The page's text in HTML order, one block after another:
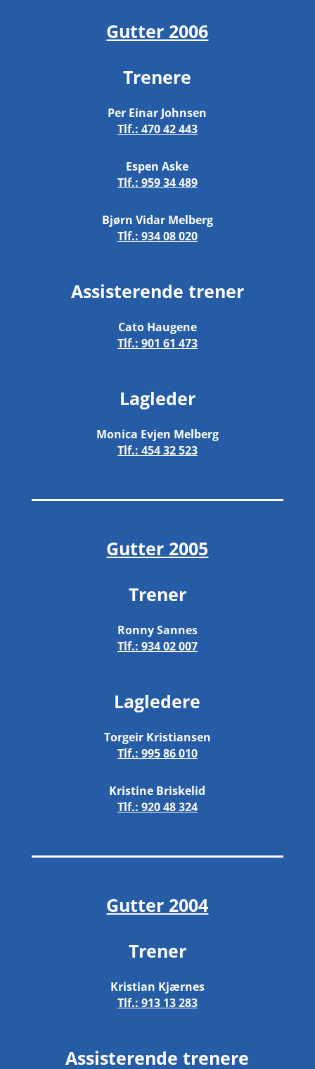
Gutter 2006
Trenere
Per Einar Johnsen
Tlf.: 470 42 443
Espen Aske
Tlf.: 959 34 489
Bjørn Vidar Melberg
Tlf.: 934 08 020
Assisterende trener
Cato Haugene
Tlf.: 901 61 473
Lagleder
Monica Evjen Melberg
Tlf.: 454 32 523
Gutter 2005
Trener
Ronny Sannes
Tlf.: 934 02 007
Lagledere
Torgeir Kristiansen
Tlf.: 995 86 010
Kristine Briskelid
Tlf.: 920 48 324
Gutter 2004
Trener
Kristian Kjærnes
Tlf.: 913 13 283
Assisterende trenere